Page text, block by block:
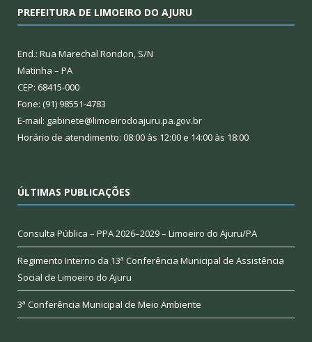
PREFEITURA DE LIMOEIRO DO AJURU
End.: Rua Marechal Rondon, S/N
Matinha – PA
CEP: 68415-000
Fone: (91) 98551-4783
E-mail: gabinete@limoeirodoajuru.pa.gov.br
Horário de atendimento: 08:00 às 12:00 e 14:00 às 18:00
ÚLTIMAS PUBLICAÇÕES
Consulta Pública – PPA 2026–2029 – Limoeiro do Ajuru/PA
Regimento Interno da 13ª Conferência Municipal de Assistência
Social de Limoeiro do Ajuru
3ª Conferência Municipal de Meio Ambiente